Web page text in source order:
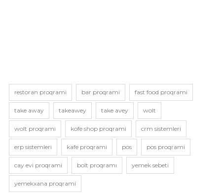
restoran proqrami bar proqrami fast food proqrami
take away takeawey take avey wolt
wolt proqrami kofe shop proqrami crm sistemleri
erp sistemleri kafe proqrami pos pos proqrami
cay evi proqrami bolt proqramı yemek sebeti
yemekxana proqrami